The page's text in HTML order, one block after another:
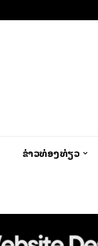
ຂ່າວທ່ອງທ່ຽວ